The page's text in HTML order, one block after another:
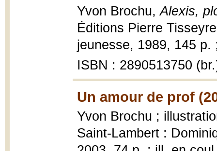
Yvon Brochu,Alexis,
Éditions Pierre
jeunesse, 1989, 145 p.
ISBN : 2890513750
Un amour de prof
Yvon Brochu ;
Saint-Lambert :